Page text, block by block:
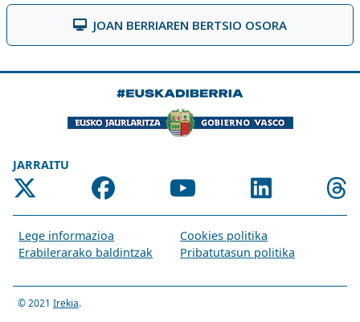
JOAN BERRIAREN BERTSIO OSORA
JARRAITU
Lege informazioa
Cookies politika
Erabilerarako baldintzak
Pribatutasun politika
© 2021 Irekia.